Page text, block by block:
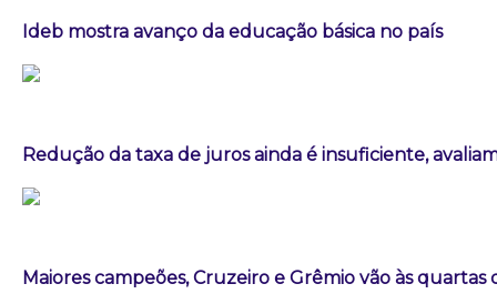
Ideb mostra avanço da educação básica no país
Redução da taxa de juros ainda é insuficiente,
Maiores campeões, Cruzeiro e Grêmio vão às quartas